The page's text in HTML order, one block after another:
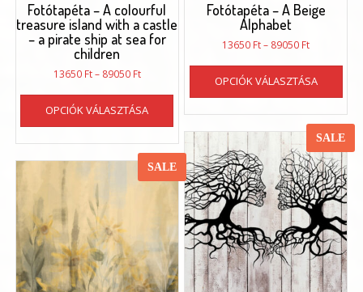
Fotótapéta – A Beige
Alphabet
13650 Ft– 89050 Ft
89050 Ft
OPCIÓK VÁLASZTÁSA
van.
A
a
ki
Fotótapéta – A colourful
treasure island with a castle
– a pirate ship at sea for
children
13650 Ft– 89050 FtÁrtartomány:
89050 Ft
OPCIÓK VÁLASZTÁSA
Ennek
terméknek
több
variációja
van.
változatok
termékoldalon
választhatók
ki
SALE
SALE